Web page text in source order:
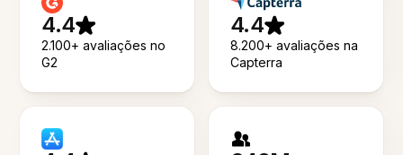
4.4
2.100+ avaliações no
G2
4.4
8.200+ avaliações na
Capterra